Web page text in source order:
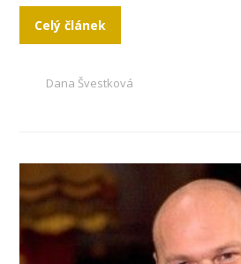
Celý článek
Dana Švestková